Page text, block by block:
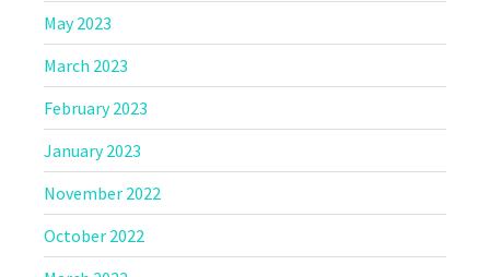
May 2023
March 2023
February 2023
January 2023
November 2022
October 2022